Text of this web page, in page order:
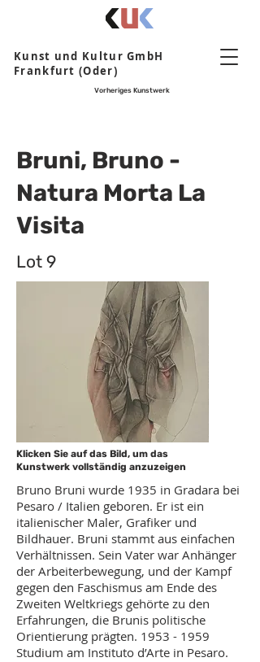
Kunst und Kultur GmbH
Frankfurt (Oder)
Vorheriges Kunstwerk
Bruni, Bruno -
Natura Morta La
Visita
Lot 9
Klicken Sie auf das Bild, um das
Kunstwerk vollständig anzuzeigen
Bruno Bruni wurde 1935 in Gradara bei
Pesaro / Italien geboren. Er ist ein
italienischer Maler, Grafiker und
Bildhauer. Bruni stammt aus einfachen
Verhältnissen. Sein Vater war Anhänger
der Arbeiterbewegung, und der Kampf
gegen den Faschismus am Ende des
Zweiten Weltkriegs gehörte zu den
Erfahrungen, die Brunis politische
Orientierung prägten. 1953 - 1959
Studium am Instituto d’Arte in Pesaro.